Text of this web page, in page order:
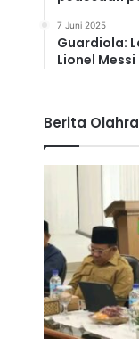
7 Juni 2025
Guardiola:
Lionel
Berita